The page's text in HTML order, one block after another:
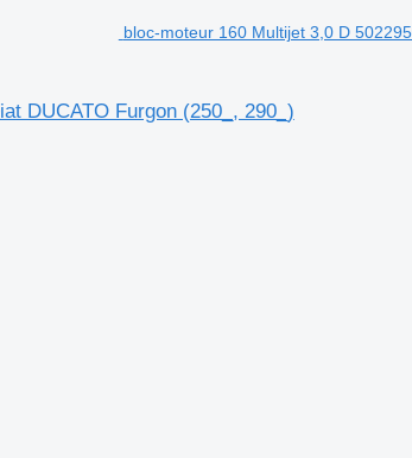
bloc-moteur 160 Multijet 3,0 D
DUCATO Furgon (250_, 290_)